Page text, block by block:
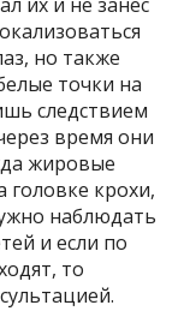
их и не занес
но также
точки на
следствием
время они
жировые
головке крохи,
наблюдать
и если по
то